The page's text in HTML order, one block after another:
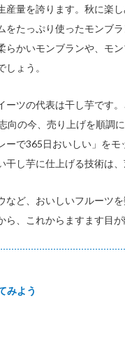
産量を誇ります。秋に楽
をたっぷり使ったモンブ
らかいモンブランや、モ
ょう。
ーツの代表は干し芋です
向の今、売り上げを順調
ーで365日おいしい」を
干し芋に仕上げる技術は
など、おいしいフルーツ
、これからますます目が
みよう